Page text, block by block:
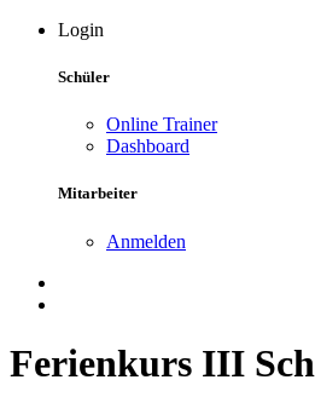
Login
Schüler
Online Trainer
Dashboard
Mitarbeiter
Anmelden
Ferienkurs III